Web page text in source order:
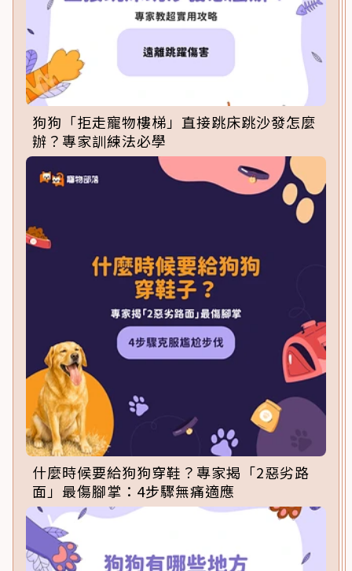
狗狗「拒走寵物樓梯」直接跳床跳沙發怎麼
辦？專家訓練法必學
什麼時候要給狗狗穿鞋？專家揭「2惡劣路
面」最傷腳掌：4步驟無痛適應